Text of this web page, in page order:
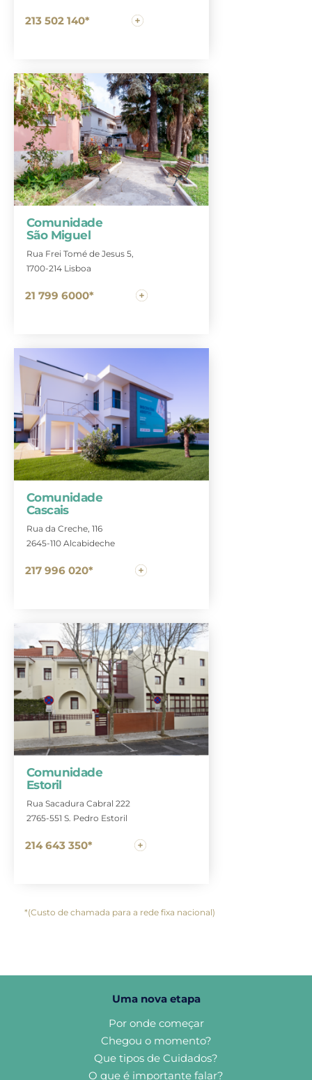
213 502 140*
Comunidade
São Miguel
Rua Frei Tomé de Jesus 5,
1700-214 Lisboa
21 799 6000*
Comunidade
Cascais
Rua da Creche, 116
2645-110 Alcabideche
217 996 020*
Comunidade
Estoril
Rua Sacadura Cabral 222
2765-551 S. Pedro Estoril
214 643 350*
*(Custo de chamada para a rede fixa nacional)
Uma nova etapa
Por onde começar
Chegou o momento?
Que tipos de Cuidados?
O que é importante falar?